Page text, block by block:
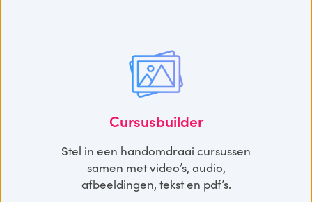
Cursusbuilder
Stel in een handomdraai cursussen
samen met video’s, audio,
afbeeldingen, tekst en pdf’s.